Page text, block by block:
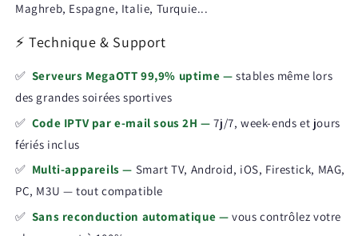
Maghreb, Espagne, Italie, Turquie...
⚡ Technique & Support
✅ Serveurs MegaOTT 99,9% uptime —stables même lors
des grandes soirées sportives
✅ Code IPTV par e-mail sous 2H —7j/7, week-ends et jours
fériés inclus
✅ Multi-appareils — Smart TV, Android, iOS, Firestick, MAG,
PC, M3U — tout compatible
✅ Sans reconduction automatique —vous contrôlez votre